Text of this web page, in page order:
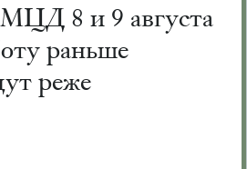
8 и 9 августа
раньше
реже